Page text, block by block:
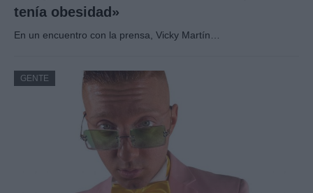
tenía obesidad»
En un encuentro con la prensa, Vicky Martín…
GENTE